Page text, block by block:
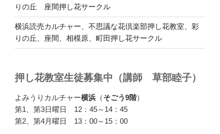
りの丘 座間押し花サークル
横浜読売カルチャー、不思議な花倶楽部押し花教室、彩
りの丘、座間、相模原、町田押し花サークル
押し花教室生徒募集中（講師 草部睦子）
よみうりカルチャー横浜 （そごう9階）
第1、第3日曜日 12：45～14：45
第2、第4月曜日 13：00～15：00